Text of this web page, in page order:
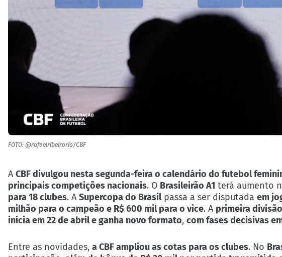
FOTO: @rafaelribeirorio/CBF
A CBF divulgou nesta segunda-feira o calendário do futebol
principais competições nacionais. O Brasileirão A1 terá aumento
para 18 clubes. A Supercopa do Brasilpassa a ser disputada em
milhão para o campeão e R$ 600 mil para o vice. A primeira
inicia em 22 de abril e ganha novo formato, com fases decisivas
Entre as novidades, a CBF ampliou as cotas para os clubes. No